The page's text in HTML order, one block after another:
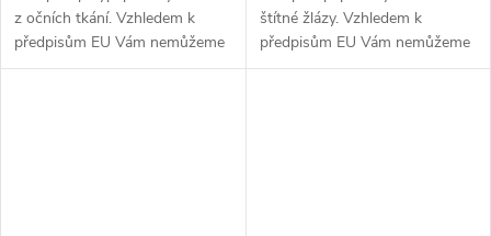
z očních tkání. Vzhledem k
předpisům EU Vám nemůžeme
sdělit všechny přínosy tohoto
štítné žlázy. Vzhledem k
předpisům EU Vám nemůžeme
sdělit všechny přínosy tohoto